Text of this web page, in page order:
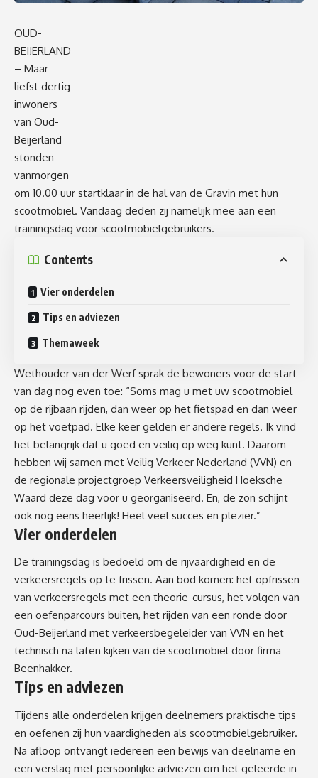
OUD-
BEIJERLAND
– Maar
liefst dertig
inwoners
van Oud-
Beijerland
stonden
vanmorgen
om 10.00 uur startklaar in de hal van de Gravin met hun
scootmobiel. Vandaag deden zij namelijk mee aan een
trainingsdag voor scootmobielgebruikers.
Contents
Vier onderdelen
Tips en adviezen
Themaweek
Wethouder van der Werf sprak de bewoners voor de start
van dag nog even toe: “Soms mag u met uw scootmobiel
op de rijbaan rijden, dan weer op het fietspad en dan weer
op het voetpad. Elke keer gelden er andere regels. Ik vind
het belangrijk dat u goed en veilig op weg kunt. Daarom
hebben wij samen met Veilig Verkeer Nederland (VVN) en
de regionale projectgroep Verkeersveiligheid Hoeksche
Waard deze dag voor u georganiseerd. En, de zon schijnt
ook nog eens heerlijk! Heel veel succes en plezier.”
Vier onderdelen
De trainingsdag is bedoeld om de rijvaardigheid en de
verkeersregels op te frissen. Aan bod komen: het opfrissen
van verkeersregels met een theorie-cursus, het volgen van
een oefenparcours buiten, het rijden van een ronde door
Oud-Beijerland met verkeersbegeleider van VVN en het
technisch na laten kijken van de scootmobiel door firma
Beenhakker.
Tips en adviezen
Tijdens alle onderdelen krijgen deelnemers praktische tips
en oefenen zij hun vaardigheden als scootmobielgebruiker.
Na afloop ontvangt iedereen een bewijs van deelname en
een verslag met persoonlijke adviezen om het geleerde in